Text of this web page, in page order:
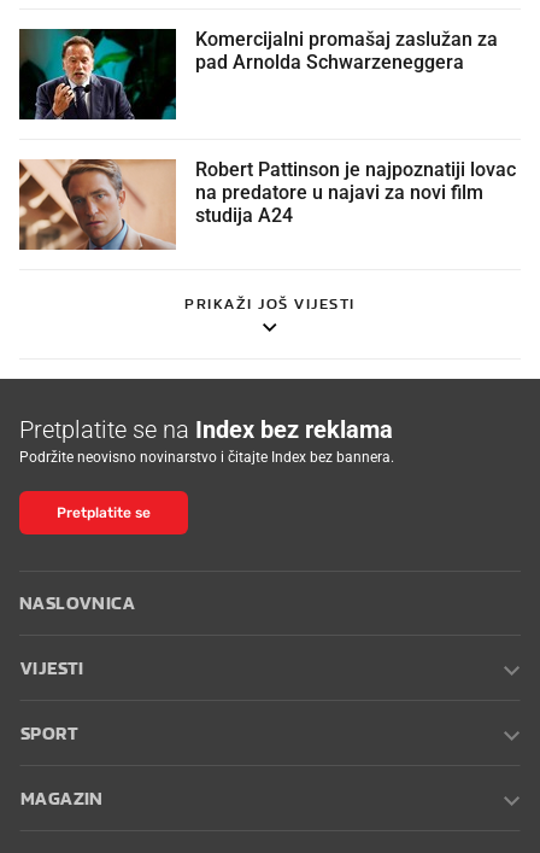
Komercijalni promašaj zaslužan za
pad Arnolda Schwarzeneggera
Robert Pattinson je najpoznatiji lovac
na predatore u najavi za novi film
studija A24
PRIKAŽI JOŠ VIJESTI
Pretplatite se na Index bez reklama
Podržite neovisno novinarstvo i čitajte Index bez bannera.
Pretplatite se
NASLOVNICA
VIJESTI
SPORT
MAGAZIN